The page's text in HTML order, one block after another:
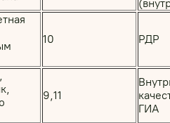
10 РДР
9,11
ГИА